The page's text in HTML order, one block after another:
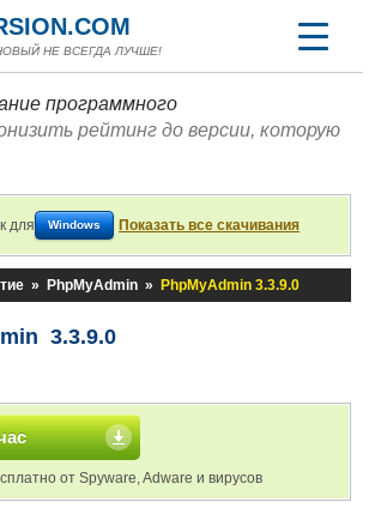
НЕ ВСЕГДА ЛУЧШЕ!
программного
рейтинг до версии, которую
для Windows Показать все скачивания
» PhpMyAdmin » PhpMyAdmin 3.3.9.0
3.3.9.0
от Spyware, Adware и вирусов